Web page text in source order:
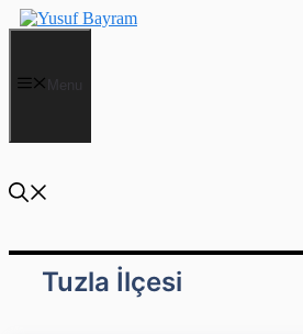
İçeriğe
atla
Menu
Tuzla İlçesi